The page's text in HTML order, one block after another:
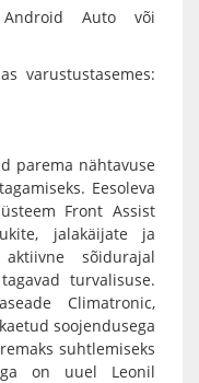
Auto või
varustustasemes:
parema nähtavuse
Eesoleva
Front Assist
jalakäijate ja
sõidurajal
turvalisuse.
Climatronic,
soojendusega
suhtlemiseks
on uuel Leonil